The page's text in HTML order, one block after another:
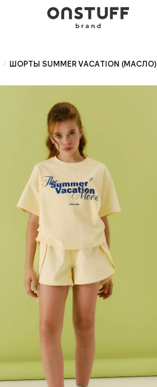
ШОРТЫ SUMMER VACATION (МАСЛО)